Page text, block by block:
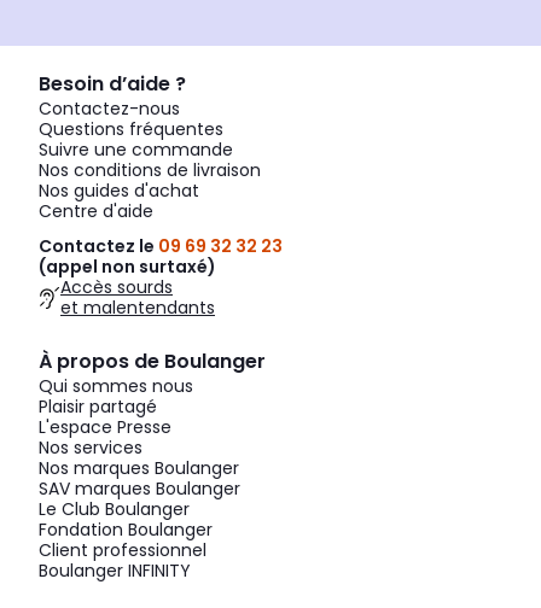
Besoin d’aide ?
Contactez-nous
Questions fréquentes
Suivre une commande
Nos conditions de livraison
Nos guides d'achat
Centre d'aide
Contactez le 09 69 32 32 23
(appel non surtaxé)
Accès sourds
et malentendants
À propos de Boulanger
Qui sommes nous
Plaisir partagé
L'espace Presse
Nos services
Nos marques Boulanger
SAV marques Boulanger
Le Club Boulanger
Fondation Boulanger
Client professionnel
Boulanger INFINITY